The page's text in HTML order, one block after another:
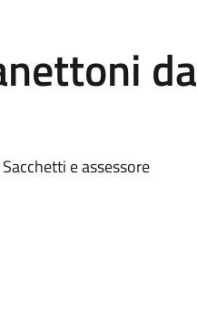
da
e assessore